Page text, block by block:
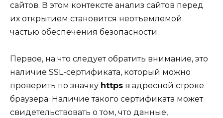
сайтов. В этом контексте анализ сайтов перед
их открытием становится неотъемлемой
частью обеспечения безопасности.
Первое, на что следует обратить внимание, это
наличие SSL-сертификата, который можно
проверить по значку https в адресной строке
браузера. Наличие такого сертификата может
свидетельствовать о том, что данные,